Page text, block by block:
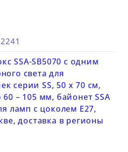
SSA-SB5070 с одним
света для
серии SS, 50 х 70 см,
– 105 мм, байонет SSA
ламп с цоколем E27,
доставка в регионы